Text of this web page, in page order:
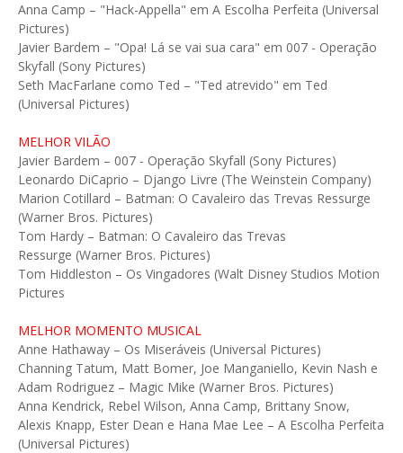
Anna Camp – "Hack-Appella" em A Escolha Perfeita (Universal
Pictures)
Javier Bardem – "Opa! Lá se vai sua cara" em 007 - Operação
Skyfall (Sony Pictures)
Seth MacFarlane como Ted – "Ted atrevido" em Ted
(Universal Pictures)
MELHOR VILÃO
Javier Bardem – 007 - Operação Skyfall (Sony Pictures)
Leonardo DiCaprio – Django Livre (The Weinstein Company)
Marion Cotillard – Batman: O Cavaleiro das Trevas Ressurge
(Warner Bros. Pictures)
Tom Hardy – Batman: O Cavaleiro das Trevas
Ressurge (Warner Bros. Pictures)
Tom Hiddleston – Os Vingadores (Walt Disney Studios Motion
Pictures
MELHOR MOMENTO MUSICAL
Anne Hathaway – Os Miseráveis (Universal Pictures)
Channing Tatum, Matt Bomer, Joe Manganiello, Kevin Nash e
Adam Rodriguez – Magic Mike (Warner Bros. Pictures)
Anna Kendrick, Rebel Wilson, Anna Camp, Brittany Snow,
Alexis Knapp, Ester Dean e Hana Mae Lee – A Escolha Perfeita
(Universal Pictures)